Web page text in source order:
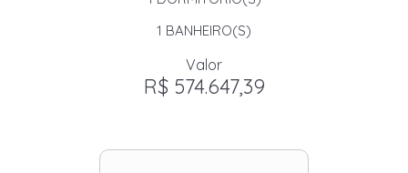
1 BANHEIRO(S)
Valor
R$ 574.647,39